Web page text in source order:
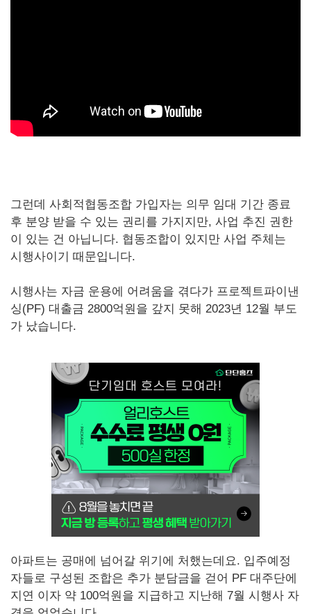
그런데 사회적협동조합 가입자는 의무 임대 기간 종료
후 분양 받을 수 있는 권리를 가지지만, 사업 추진 권한
이 있는 건 아닙니다. 협동조합이 있지만 사업 주체는
시행사이기 때문입니다.
시행사는 자금 운용에 어려움을 겪다가 프로젝트파이낸
싱(PF) 대출금 2800억원을 갚지 못해 2023년 12월 부도
가 났습니다.
아파트는 공매에 넘어갈 위기에 처했는데요. 입주예정
자들로 구성된 조합은 추가 분담금을 걷어 PF 대주단에
지연 이자 약 100억원을 지급하고 지난해 7월 시행사 자